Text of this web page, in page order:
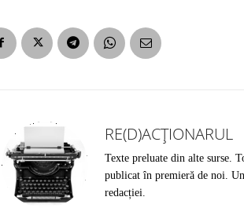
RE(D)ACȚIONARUL
Texte preluate din alte surse.
publicat în premieră de noi.
redacției.